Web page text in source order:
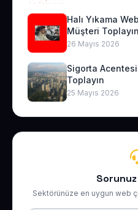
Halı Yıkama
Müşteri Toplayın
26 Mayıs 2026
Sigorta
Toplayın
25 Mayıs 2026
Sektörünüze en uygun web